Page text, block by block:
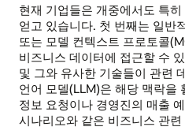
현재 기업들은 개중에서도 특
얻고 있습니다. 첫 번째는 일반
또는 모델 컨텍스트 프로토콜
비즈니스 데이터에 접근할 수
및 그와 유사한 기술들이 관련
언어 모델(LLM)은 해당 맥락을
정보 요청이나 경영진의 매출
시나리오와 같은 비즈니스 관